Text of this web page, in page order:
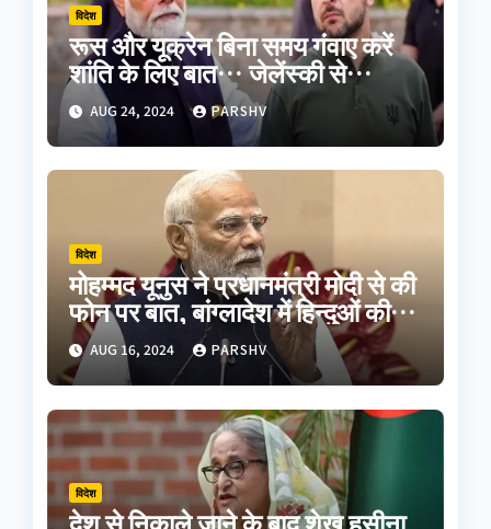
विदेश
रूस और यूक्रेन बिना समय गंवाए करें
शांति के लिए बात… जेलेंस्की से
मुलाकात के बाद बोले पीएम मोदी
AUG 24, 2024 PARSHV
विदेश
मोहम्मद यूनुस ने प्रधानमंत्री मोदी से की
फोन पर बात, बांग्लादेश में हिन्दुओं की
सुरक्षा का दिलाया भरोसा
AUG 16, 2024 PARSHV
विदेश